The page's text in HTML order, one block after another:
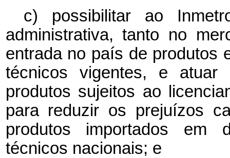
c) possibilitar ao
administrativa, tanto no
entrada no país de produtos
técnicos vigentes, e atuar
produtos sujeitos ao
para reduzir os prejuízos
produtos importados em
técnicos nacionais; e